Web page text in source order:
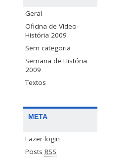
Geral
Oficina de Vídeo-
História 2009
Sem categoria
Semana de História
2009
Textos
META
Fazer login
Posts RSS